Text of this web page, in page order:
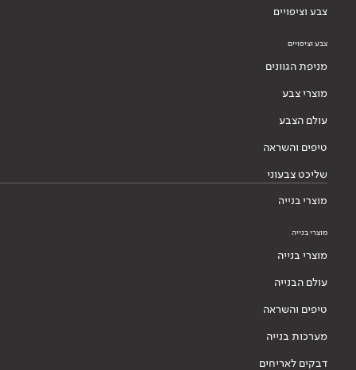
צבע וציפויים
צבע וציפויים
מניפת הגוונים
מוצרי צבע
עולם הצבע
טיפים והשראה
שליכט צבעוני
מוצרי בנייה
מוצרי בנייה
מוצרי בנייה
עולם הבנייה
טיפים והשראה
מערכות בנייה
דבקים לאריחים